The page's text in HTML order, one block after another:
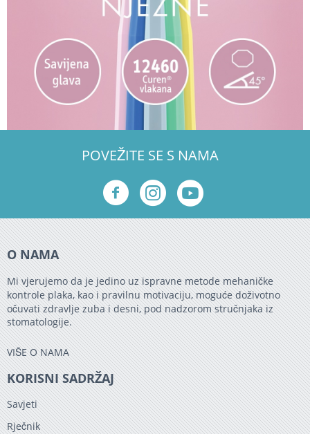
POVEŽITE SE S NAMA
O NAMA
Mi vjerujemo da je jedino uz ispravne metode mehaničke
kontrole plaka, kao i pravilnu motivaciju, moguće doživotno
očuvati zdravlje zuba i desni, pod nadzorom stručnjaka iz
stomatologije.
VIŠE O NAMA
KORISNI SADRŽAJ
Savjeti
Rječnik